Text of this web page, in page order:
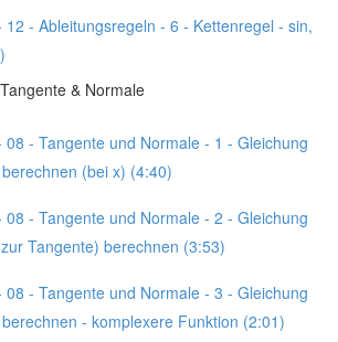
12 - Ableitungsregeln - 6 - Kettenregel - sin,
& Normale
08 - Tangente und Normale - 1 - Gleichung
(bei x) (4:40)
08 - Tangente und Normale - 2 - Gleichung
Tangente) berechnen (3:53)
08 - Tangente und Normale - 3 - Gleichung
- komplexere Funktion (2:01)